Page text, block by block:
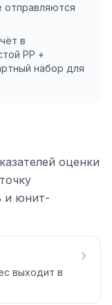
в
PP +
набор для
оценки
и юнит-
выходит в